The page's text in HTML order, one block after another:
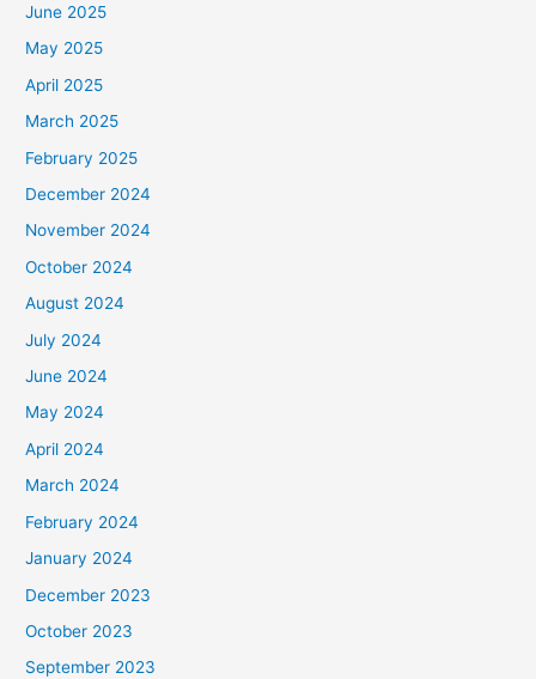
June 2025
May 2025
April 2025
March 2025
February 2025
December 2024
November 2024
October 2024
August 2024
July 2024
June 2024
May 2024
April 2024
March 2024
February 2024
January 2024
December 2023
October 2023
September 2023